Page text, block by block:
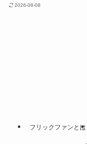
2026-08-08
フリックファンとは